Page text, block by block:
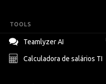
TOOLS
Teamlyzer AI
Calculadora de salários TI